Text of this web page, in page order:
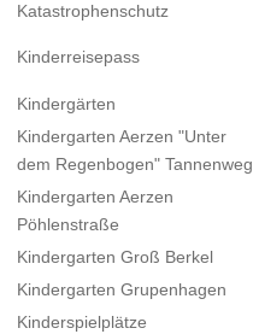
Katastrophenschutz
Kinderreisepass
Kindergärten
Kindergarten Aerzen "Unter
dem Regenbogen" Tannenweg
Kindergarten Aerzen
Pöhlenstraße
Kindergarten Groß Berkel
Kindergarten Grupenhagen
Kinderspielplätze